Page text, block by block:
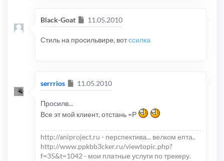
Black-Goat Сообщение
11.05.2010
Стиль на просильвире, вотссилка
serrrios Сообщение
11.05.2010
Просилв...
Все эт мой клиент, отстань =Р
http://aniproject.ru - перспектива... велком епта..
http://www.ppkbb3cker.ru/viewtopic.php?
f=35&t=1042 - мои платные услуги по трекеру.